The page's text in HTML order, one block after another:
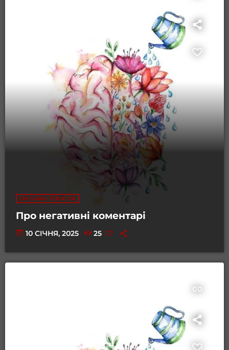
ОНЛАЙН-ТЕРАПІЯ
Про негативні коментарі
today 10 СІЧНЯ, 2025 25
insert_link